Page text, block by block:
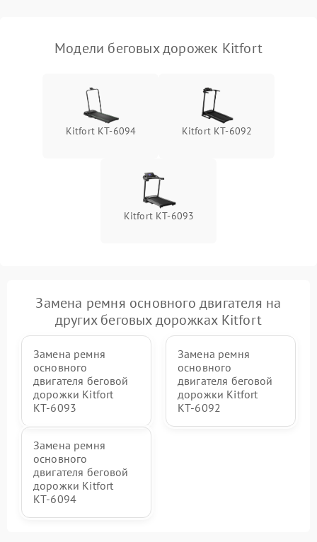
Модели беговых дорожек Kitfort
Kitfort КТ-6094 Kitfort КТ-6092
Kitfort КТ-6093
Замена ремня основного двигателя на
других беговых дорожках Kitfort
Замена ремня
основного
двигателя беговой
дорожки Kitfort
КТ-6093
Замена ремня
основного
двигателя беговой
дорожки Kitfort
КТ-6092
Замена ремня
основного
двигателя беговой
дорожки Kitfort
КТ-6094